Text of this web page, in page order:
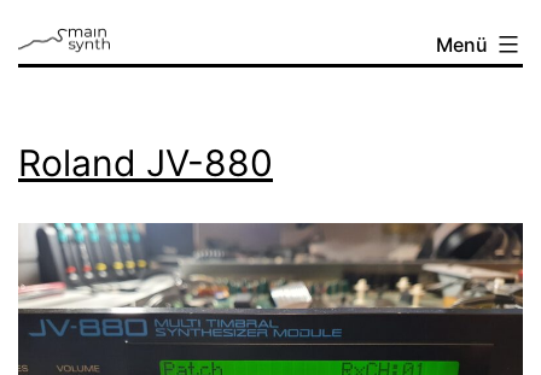
Inhalt
mainsynth Menü
Roland JV-880